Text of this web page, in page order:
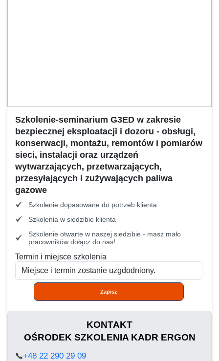
Szkolenie-seminarium G3ED w zakresie
bezpiecznej eksploatacji i dozoru - obsługi,
konserwacji, montażu, remontów i pomiarów
sieci, instalacji oraz urządzeń
wytwarzających, przetwarzających,
przesyłających i zużywających paliwa
gazowe
Szkolenie dopasowane do potrzeb klienta
Szkolenia w siedzibie klienta
Szkolenie otwarte w naszej siedzibie - masz mało
pracowników dołącz do nas!
Termin i miejsce szkolenia
Zapisz
KONTAKT
OŚRODEK SZKOLENIA KADR ERGON
📞+48 22 290 29 09